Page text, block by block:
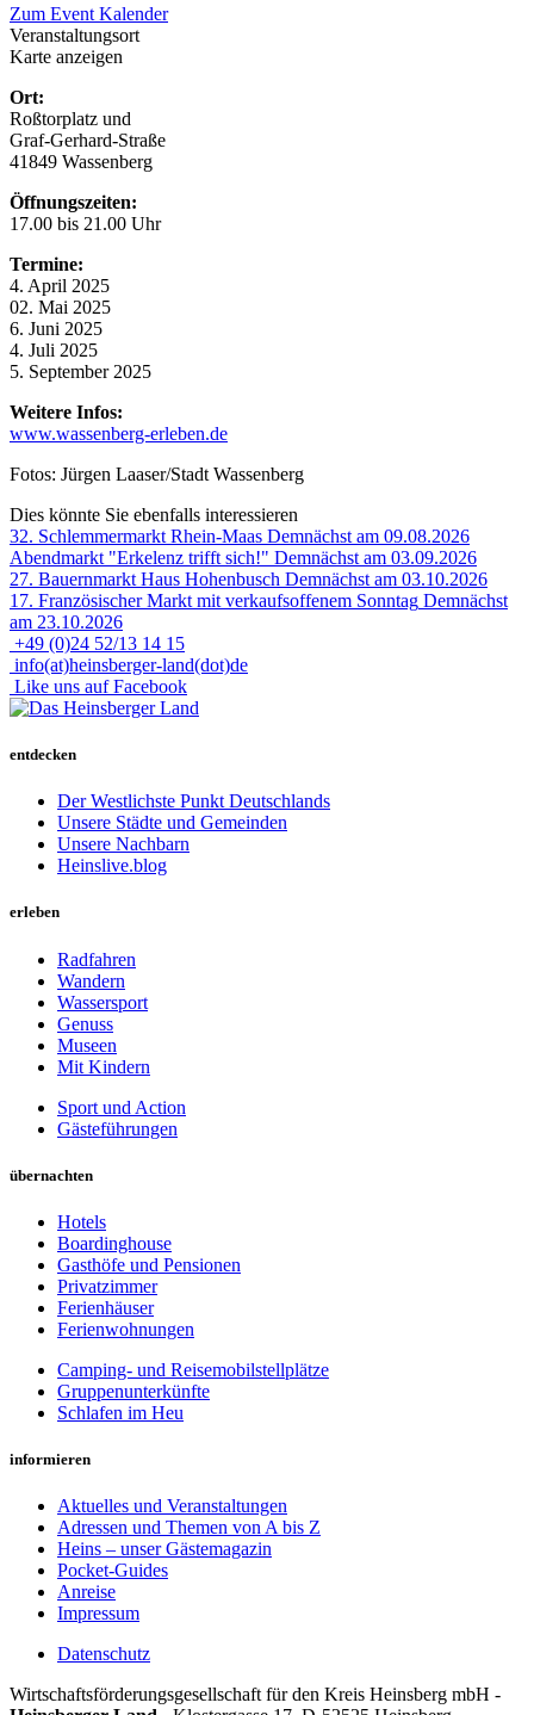
Zum Event Kalender
Veranstaltungsort
Karte anzeigen
Ort:
Roßtorplatz und
Graf-Gerhard-Straße
41849 Wassenberg
Öffnungszeiten:
17.00 bis 21.00 Uhr
Termine:
4. April 2025
02. Mai 2025
6. Juni 2025
4. Juli 2025
5. September 2025
Weitere Infos:
www.wassenberg-erleben.de
Fotos: Jürgen Laaser/Stadt Wassenberg
Dies könnte Sie ebenfalls interessieren
32. Schlemmermarkt Rhein-Maas Demnächst am 09.08.2026
Abendmarkt "Erkelenz trifft sich!" Demnächst am 03.09.2026
27. Bauernmarkt Haus Hohenbusch Demnächst am 03.10.2026
17. Französischer Markt mit verkaufsoffenem Sonntag Demnächst
am 23.10.2026
+49 (0)24 52/13 14 15
info(at)heinsberger-land(dot)de
Like uns auf Facebook
entdecken
Der Westlichste Punkt Deutschlands
Unsere Städte und Gemeinden
Unsere Nachbarn
Heinslive.blog
erleben
Radfahren
Wandern
Wassersport
Genuss
Museen
Mit Kindern
Sport und Action
Gästeführungen
übernachten
Hotels
Boardinghouse
Gasthöfe und Pensionen
Privatzimmer
Ferienhäuser
Ferienwohnungen
Camping- und Reisemobilstellplätze
Gruppenunterkünfte
Schlafen im Heu
informieren
Aktuelles und Veranstaltungen
Adressen und Themen von A bis Z
Heins – unser Gästemagazin
Pocket-Guides
Anreise
Impressum
Datenschutz
Wirt­schafts­för­der­ungs­ge­sell­schaft für den Kreis Heins­berg mbH -